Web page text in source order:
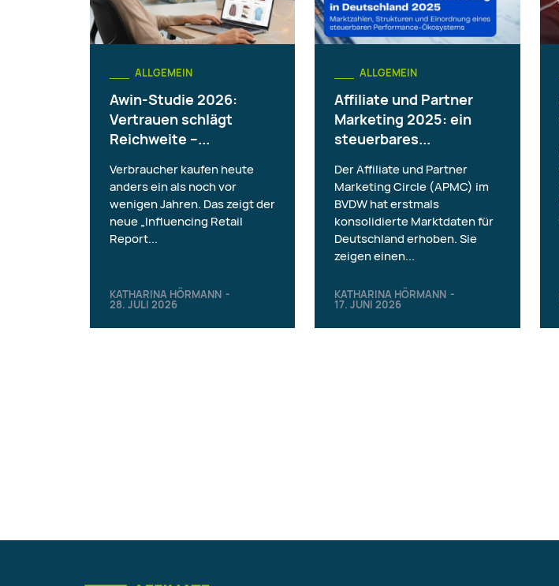
ALLGEMEIN
Awin-Studie 2026:
Vertrauen schlägt
Reichweite –...
KATHARINA HÖRMANN -
28. JULI 2026
Verbraucher kaufen heute
anders ein als noch vor
wenigen Jahren. Das zeigt der
neue „Influencing Retail
Report...
ALLGEMEIN
Affiliate und Partner
Marketing 2025: ein
steuerbares...
KATHARINA HÖRMANN -
17. JUNI 2026
Der Affiliate und Partner
Marketing Circle (APMC) im
BVDW hat erstmals
konsolidierte Marktdaten für
Deutschland erhoben. Sie
zeigen einen...